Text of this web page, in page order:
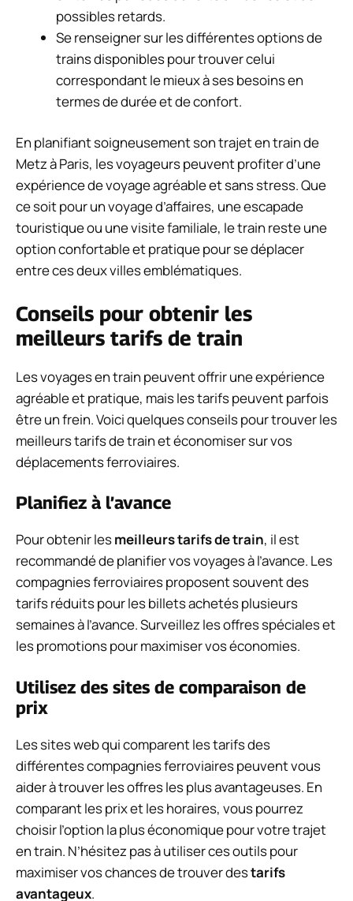
possibles retards.
Se renseigner sur les différentes options de
trains disponibles pour trouver celui
correspondant le mieux à ses besoins en
termes de durée et de confort.
En planifiant soigneusement son trajet en train de
Metz à Paris, les voyageurs peuvent profiter d’une
expérience de voyage agréable et sans stress. Que
ce soit pour un voyage d’affaires, une escapade
touristique ou une visite familiale, le train reste une
option confortable et pratique pour se déplacer
entre ces deux villes emblématiques.
Conseils pour obtenir les
meilleurs tarifs de train
Les voyages en train peuvent offrir une expérience
agréable et pratique, mais les tarifs peuvent parfois
être un frein. Voici quelques conseils pour trouver les
meilleurs tarifs de train et économiser sur vos
déplacements ferroviaires.
Planifiez à l’avance
Pour obtenir lesmeilleurs tarifs de train, il est
recommandé de planifier vos voyages à l’avance. Les
compagnies ferroviaires proposent souvent des
tarifs réduits pour les billets achetés plusieurs
semaines à l’avance. Surveillez les offres spéciales et
les promotions pour maximiser vos économies.
Utilisez des sites de comparaison de
prix
Les sites web qui comparent les tarifs des
différentes compagnies ferroviaires peuvent vous
aider à trouver les offres les plus avantageuses. En
comparant les prix et les horaires, vous pourrez
choisir l’option la plus économique pour votre trajet
en train. N’hésitez pas à utiliser ces outils pour
maximiser vos chances de trouver destarifs
avantageux.